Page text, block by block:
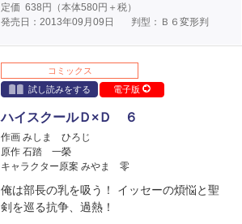
定価 638 円（本体580円＋税）
発売日：2013年09月09日
判型：Ｂ６変形判
コミックス
試し読みをする
電子版
ハイスクールＤ×Ｄ ６
作画 みしま ひろじ
原作 石踏 一榮
キャラクター原案 みやま 零
俺は部長の乳を吸う！ イッセーの煩悩と聖
剣を巡る抗争、過熱！